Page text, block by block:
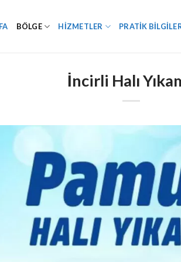
BÖLGE HIZMETLER PRATIK
İncirli Halı